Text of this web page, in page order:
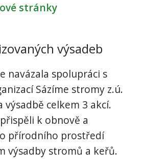
stránky
výsadeb
navázala spolupráci s
Sázíme stromy z.ú.
výsadbě celkem 3 akcí.
k obnově a
přírodního prostředí
výsadby stromů a keřů.